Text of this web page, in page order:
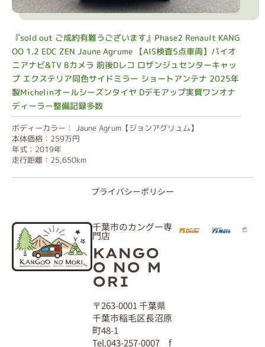
『sold out ご成約有難うございます』Phase2 Renault KANG
OO 1.2 EDC ZEN Jaune Agrume 【AIS検査5点車両】パイオ
ニアナビ&TV Bカメラ 前後Dレコ ロザンジュセンターキャッ
プ エクステリア同色サイドミラー ショートアンテナ 2025年
製Michelinオールシーズンタイヤ Dデモアップ実質ワンオナ
ディーラー整備記録多数
ボディーカラー： Jaune Agrum【ジョンアグリュム】
本体価格：259万円
年式：2019年
走行距離：25,650km
プライバシーポリシー
千葉市のカングー専
門店
KANGO
O NO M
ORI
〒263-0001 千葉県
千葉市稲毛区長沼原
町48-1
Tel.043-257-0007 f